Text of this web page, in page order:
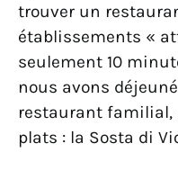
trouver un
établissements «
seulement 10
nous avons
restaurant familial,
plats : la Sosta di